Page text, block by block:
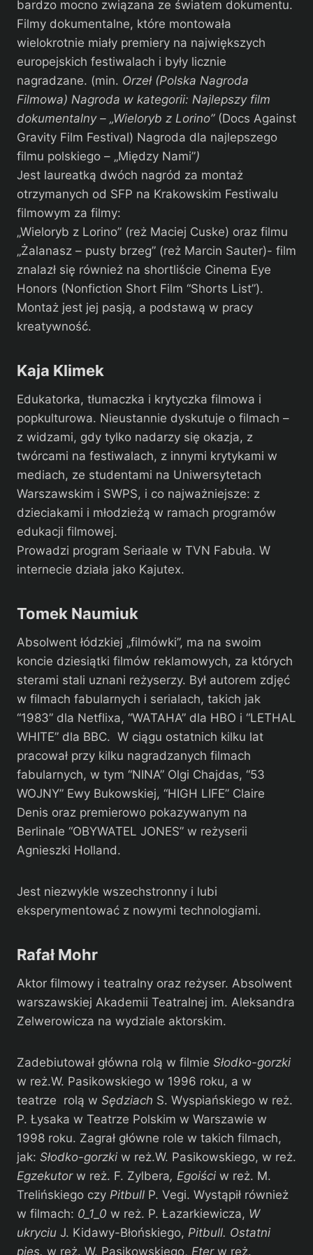
bardzo mocno związana ze światem dokumentu.
Filmy dokumentalne, które montowała
wielokrotnie miały premiery na największych
europejskich festiwalach i były licznie
nagradzane. (min. Orzeł (Polska Nagroda
Filmowa) Nagroda w kategorii: Najlepszy film
dokumentalny – „Wieloryb z Lorino” (Docs Against
Gravity Film Festival) Nagroda dla najlepszego
filmu polskiego – „Między Nami”)
Jest laureatką dwóch nagród za montaż
otrzymanych od SFP na Krakowskim Festiwalu
filmowym za filmy:
„Wieloryb z Lorino” (reż Maciej Cuske) oraz filmu
„Żalanasz – pusty brzeg” (reż Marcin Sauter)- film
znalazł się również na shortliście Cinema Eye
Honors (Nonfiction Short Film “Shorts List”).
Montaż jest jej pasją, a podstawą w pracy
kreatywność.
Kaja Klimek
Edukatorka, tłumaczka i krytyczka filmowa i
popkulturowa. Nieustannie dyskutuje o filmach –
z widzami, gdy tylko nadarzy się okazja, z
twórcami na festiwalach, z innymi krytykami w
mediach, ze studentami na Uniwersytetach
Warszawskim i SWPS, i co najważniejsze: z
dzieciakami i młodzieżą w ramach programów
edukacji filmowej.
Prowadzi program Seriaale w TVN Fabuła. W
internecie działa jako Kajutex.
Tomek Naumiuk
Absolwent łódzkiej „filmówki”, ma na swoim
koncie dziesiątki filmów reklamowych, za których
sterami stali uznani reżyserzy. Był autorem zdjęć
w filmach fabularnych i serialach, takich jak
“1983” dla Netflixa, “WATAHA” dla HBO i “LETHAL
WHITE” dla BBC. W ciągu ostatnich kilku lat
pracował przy kilku nagradzanych filmach
fabularnych, w tym “NINA” Olgi Chajdas, “53
WOJNY” Ewy Bukowskiej, “HIGH LIFE” Claire
Denis oraz premierowo pokazywanym na
Berlinale “OBYWATEL JONES” w reżyserii
Agnieszki Holland.
Jest niezwykle wszechstronny i lubi
eksperymentować z nowymi technologiami.
Rafał Mohr
Aktor filmowy i teatralny oraz reżyser. Absolwent
warszawskiej Akademii Teatralnej im. Aleksandra
Zelwerowicza na wydziale aktorskim.
Zadebiutował główna rolą w filmie Słodko-gorzki
w reż.W. Pasikowskiego w 1996 roku, a w
teatrze rolą w Sędziach S. Wyspiańskiego w reż.
P. Łysaka w Teatrze Polskim w Warszawie w
1998 roku. Zagrał główne role w takich filmach,
jak: Słodko-gorzki w reż.W. Pasikowskiego, w reż.
Egzekutor w reż. F. Zylbera, Egoiści w reż. M.
Trelińskiego czy Pitbull P. Vegi. Wystąpił również
w filmach: 0_1_0 w reż. P. Łazarkiewicza, W
ukryciu J. Kidawy-Błońskiego, Pitbull. Ostatni
pies. w reż. W. Pasikowskiego, Eter w reż.